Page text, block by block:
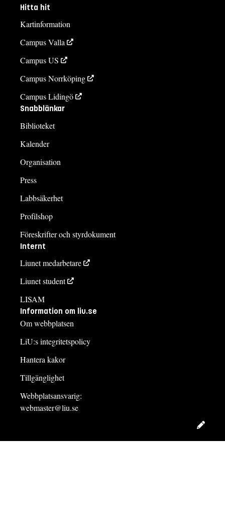
Hitta hit
Kartinformation
Campus Valla
Campus US
Campus Norrköping
Campus Lidingö
Snabblänkar
Biblioteket
Kalender
Organisation
Press
Labbsäkerhet
Profilshop
Föreskrifter och styrdokument
Internt
Liunet medarbetare
Liunet student
LISAM
Information om liu.se
Om webbplatsen
LiU:s integritetspolicy
Hantera kakor
Tillgänglighet
Webbplatsansvarig:
webmaster@liu.se